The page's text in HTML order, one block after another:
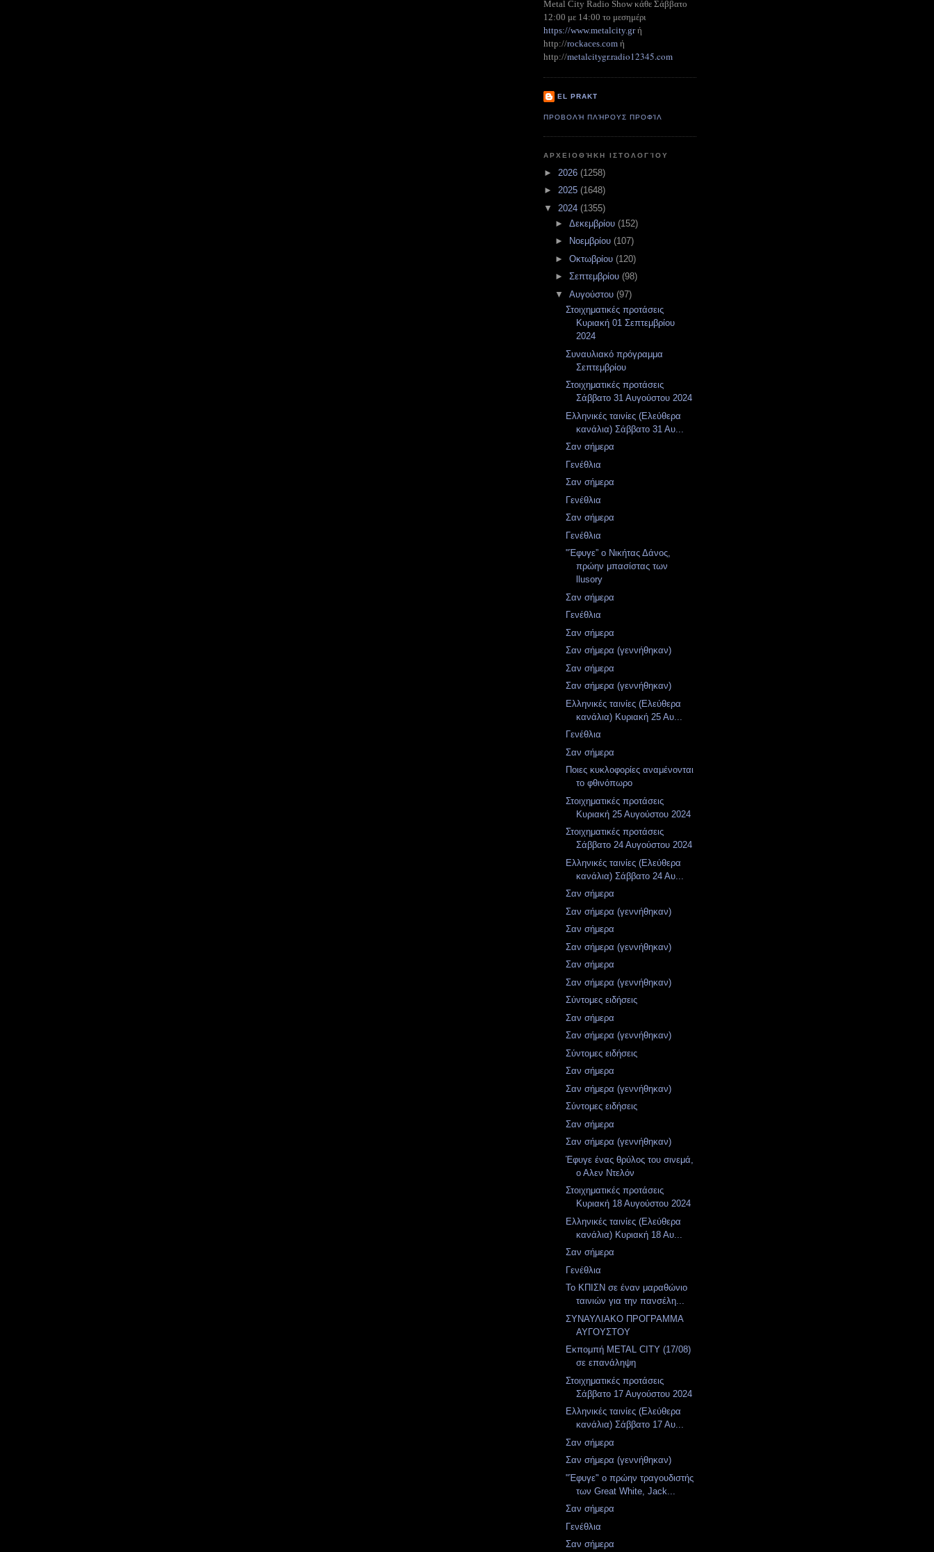
Metal City Radio Show κάθε Σάββατο
12:00 με 14:00 το μεσημέρι
https://www.metalcity.grή
http://rockaces.com ή
http://metalcitygr.radio12345.com
EL PRAKT
ΠΡΟΒΟΛΉ ΠΛΉΡΟΥΣ ΠΡΟΦΊΛ
ΑΡΧΕΙΟΘΉΚΗ ΙΣΤΟΛΟΓΊΟΥ
► 2026 (1258)
► 2025 (1648)
▼ 2024 (1355)
► Δεκεμβρίου (152)
►
Νοεμβρίου (107)
► Οκτωβρίου (120)
► Σεπτεμβρίου (98)
▼ Αυγούστου (97)
Στοιχηματικές προτάσεις
Κυριακή 01 Σεπτεμβρίου
2024
Συναυλιακό πρόγραμμα
Σεπτεμβρίου
Στοιχηματικές προτάσεις
Σάββατο 31 Αυγούστου 2024
Ελληνικές ταινίες (Ελεύθερα
κανάλια) Σάββατο 31 Αυ...
Σαν σήμερα
Γενέθλια
Σαν σήμερα
Γενέθλια
Σαν σήμερα
Γενέθλια
"Έφυγε” ο Νικήτας Δάνος,
πρώην μπασίστας των
llusory
Σαν σήμερα
Γενέθλια
Σαν σήμερα
Σαν σήμερα (γεννήθηκαν)
Σαν σήμερα
Σαν σήμερα (γεννήθηκαν)
Ελληνικές ταινίες (Ελεύθερα
κανάλια) Κυριακή 25 Αυ...
Γενέθλια
Σαν σήμερα
Ποιες κυκλοφορίες αναμένονται
το φθινόπωρο
Στοιχηματικές προτάσεις
Κυριακή 25 Αυγούστου 2024
Στοιχηματικές προτάσεις
Σάββατο 24 Αυγούστου 2024
Ελληνικές ταινίες (Ελεύθερα
κανάλια) Σάββατο 24 Αυ...
Σαν σήμερα
Σαν σήμερα (γεννήθηκαν)
Σαν σήμερα
Σαν σήμερα (γεννήθηκαν)
Σαν σήμερα
Σαν σήμερα (γεννήθηκαν)
Σύντομες ειδήσεις
Σαν σήμερα
Σαν σήμερα (γεννήθηκαν)
Σύντομες ειδήσεις
Σαν σήμερα
Σαν σήμερα (γεννήθηκαν)
Σύντομες ειδήσεις
Σαν σήμερα
Σαν σήμερα (γεννήθηκαν)
Έφυγε ένας θρύλος του σινεμά,
ο Αλεν Ντελόν
Στοιχηματικές προτάσεις
Κυριακή 18 Αυγούστου 2024
Ελληνικές ταινίες (Ελεύθερα
κανάλια) Κυριακή 18 Αυ...
Σαν σήμερα
Γενέθλια
Το ΚΠΙΣΝ σε έναν μαραθώνιο
ταινιών για την πανσέλη...
ΣΥΝΑΥΛΙΑΚΟ ΠΡΟΓΡΑΜΜΑ
ΑΥΓΟΥΣΤΟΥ
Εκπομπή METAL CITY (17/08)
σε επανάληψη
Στοιχηματικές προτάσεις
Σάββατο 17 Αυγούστου 2024
Ελληνικές ταινίες (Ελεύθερα
κανάλια) Σάββατο 17 Αυ...
Σαν σήμερα
Σαν σήμερα (γεννήθηκαν)
"Έφυγε" ο πρώην τραγουδιστής
των Great White, Jack...
Σαν σήμερα
Γενέθλια
Σαν σήμερα